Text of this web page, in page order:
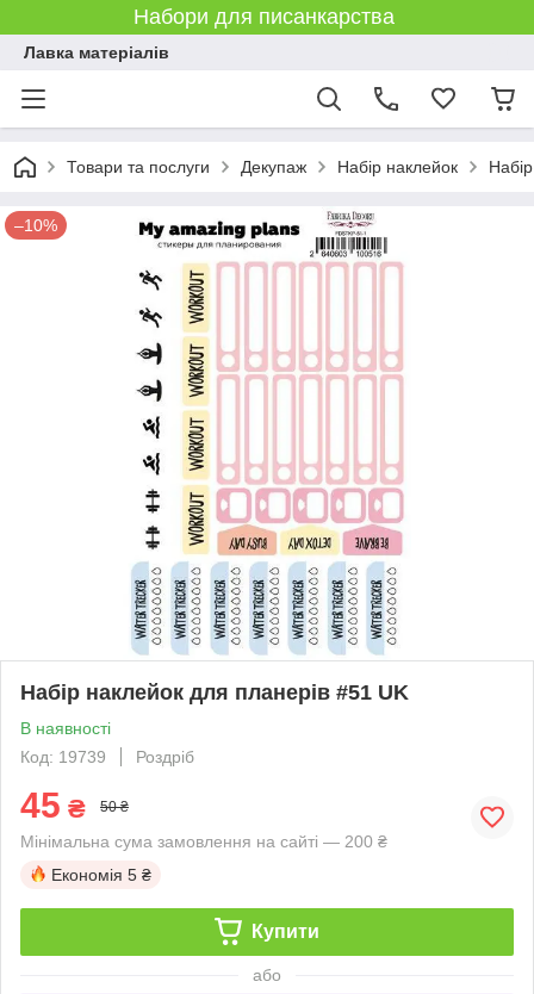
Набори для писанкарства
Лавка матеріалів
Товари та послуги Декупаж Набір наклейок
–10%
Набір наклейок для планерів #51 UK
В наявності
Код: 19739
Роздріб
45 ₴ 50 ₴
Мінімальна сума замовлення на сайті — 200 ₴
Економія 5 ₴
Купити
або